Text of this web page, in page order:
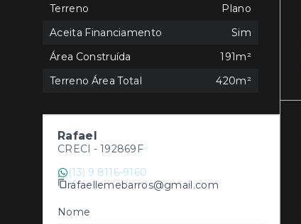
Terreno
Plano
Aceita Financiamento
Sim
Área Construída
191m²
Terreno Área Total
420m²
Rafael
CRECI - 192869F
(13) 9 8116-9160
rafaellemebarros@gmail.com
Nome